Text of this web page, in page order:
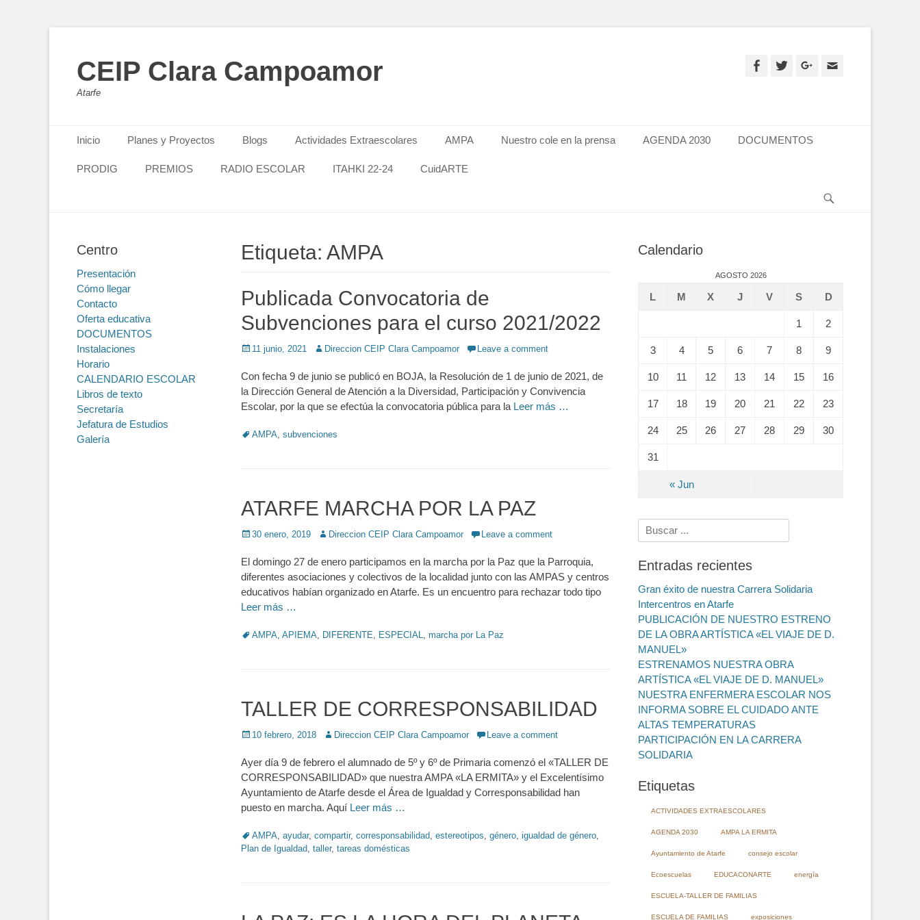
CEIP Clara Campoamor
Atarfe
FacebookTwitterGoogleplus
Primary Menu
content
Inicio Planes y Proyectos Blogs Actividades Extraescolares AMPA Nuestro cole en la prensa AGENDA 2030 DOCUMENTOS
PRODIG PREMIOS RADIO ESCOLAR ITAHKI 22-24 CuidARTE
Etiqueta: AMPA
Publicada Convocatoria de
Subvenciones para el curso 2021/2022
Posted
11 junio, 2021 Author
Direccion CEIP Clara Campoamor Leave a comment
Con fecha 9 de junio se publicó en BOJA, la Resolución de 1 de junio de 2021, de
la Dirección General de Atención a la Diversidad, Participación y Convivencia
Escolar, por la que se efectúa la convocatoria pública para la Leer más …
TagsAMPA, subvenciones
ATARFE MARCHA POR LA PAZ
Posted
30 enero, 2019 Author
Direccion CEIP Clara Campoamor Leave a comment
El domingo 27 de enero participamos en la marcha por la Paz que la Parroquia,
diferentes asociaciones y colectivos de la localidad junto con las AMPAS y centros
educativos habían organizado en Atarfe. Es un encuentro para rechazar todo tipo
Leer más …
TagsAMPA, APIEMA, DIFERENTE, ESPECIAL, marcha por La Paz
TALLER DE CORRESPONSABILIDAD
Posted
10 febrero, 2018 Author
Direccion CEIP Clara Campoamor Leave a comment
Ayer día 9 de febrero el alumnado de 5º y 6º de Primaria comenzó el «TALLER DE
CORRESPONSABILIDAD» que nuestra AMPA «LA ERMITA» y el Excelentísimo
Ayuntamiento de Atarfe desde el Área de Igualdad y Corresponsabilidad han
puesto en marcha. Aquí Leer más …
TagsAMPA, ayudar, compartir, corresponsabilidad, estereotipos, género, igualdad de género,
Plan de Igualdad, taller, tareas domésticas
Calendario
AGOSTO 2026
L M X J V S D
« Jun
1 2
3 4 5 6 7 8 9
10 11 12 13 14 15 16
17 18 19 20 21 22 23
24 25 26 27 28 29 30
31
Search
for:
Entradas recientes
Gran éxito de nuestra Carrera Solidaria
Intercentros en Atarfe
PUBLICACIÓN DE NUESTRO ESTRENO
DE LA OBRA ARTÍSTICA «EL VIAJE DE D.
MANUEL»
ESTRENAMOS NUESTRA OBRA
ARTÍSTICA «EL VIAJE DE D. MANUEL»
NUESTRA ENFERMERA ESCOLAR NOS
INFORMA SOBRE EL CUIDADO ANTE
ALTAS TEMPERATURAS
PARTICIPACIÓN EN LA CARRERA
SOLIDARIA
Etiquetas
ACTIVIDADES EXTRAESCOLARES
AGENDA 2030 AMPA LA ERMITA
Ayuntamiento de Atarfe consejo escolar
Ecoescuelas EDUCACONARTE energía
ESCUELA-TALLER DE FAMILIAS
ESCUELA DE FAMILIAS exposiciones
Centro
Presentación
Cómo llegar
Contacto
Oferta educativa
DOCUMENTOS
Instalaciones
Horario
CALENDARIO ESCOLAR
Libros de texto
Secretaría
Jefatura de Estudios
Galería